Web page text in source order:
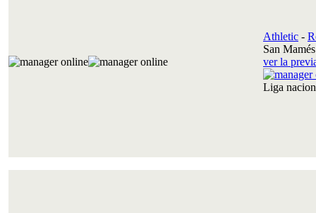
Athletic -
San
ver la
Liga